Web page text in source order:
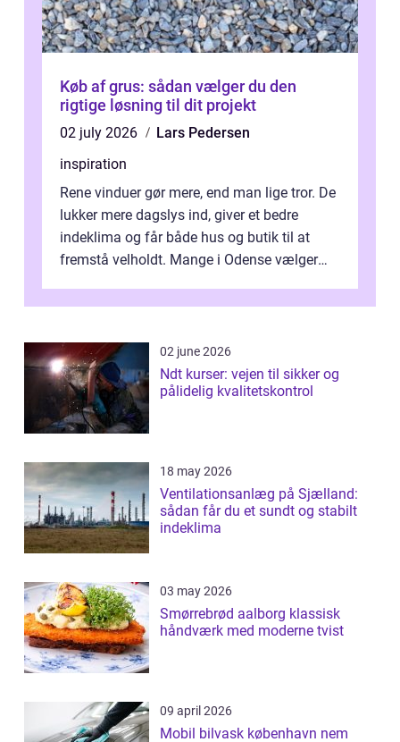
Køb af grus: sådan vælger du den
rigtige løsning til dit projekt
02 july 2026
Lars Pedersen
inspiration
Rene vinduer gør mere, end man lige tror. De
lukker mere dagslys ind, giver et bedre
indeklima og får både hus og butik til at
fremstå velholdt. Mange i Odense vælger
02 june 2026
Ndt kurser: vejen til sikker og
pålidelig kvalitetskontrol
18 may 2026
Ventilationsanlæg på Sjælland:
sådan får du et sundt og stabilt
indeklima
03 may 2026
Smørrebrød aalborg klassisk
håndværk med moderne tvist
09 april 2026
Mobil bilvask københavn nem